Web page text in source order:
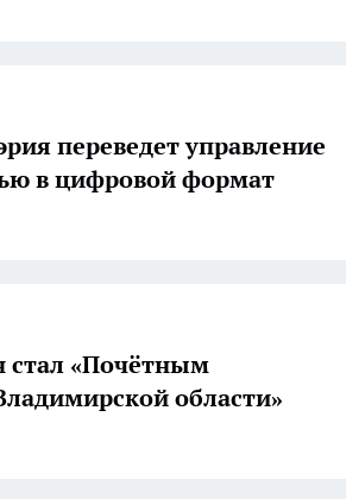
переведет управление
в цифровой формат
стал «Почётным
области»